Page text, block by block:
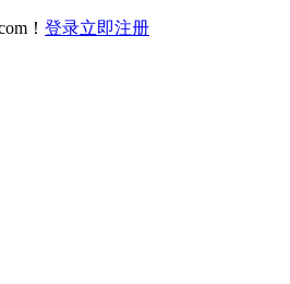
！ 登录立即注册